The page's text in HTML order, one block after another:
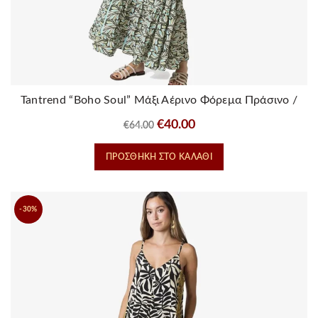
Tantrend “Boho Soul” Μάξι Αέρινο Φόρεμα Πράσινο /
€64.00 Original
price
was:
€40.00Η
τρέχουσα
τιμή
ΠΡΟΣΘΉΚΗ ΣΤΟ ΚΑΛΆΘΙ
-30%